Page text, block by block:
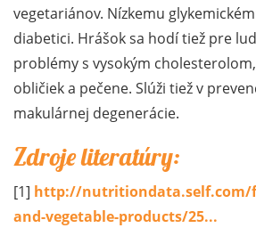
vegetariánov. Nízkemu
diabetici. Hrášok sa hodí tiež pre
problémy s vysokým
obličiek a pečene. Slúži tiež v
makulárnej degenerácie.
Zdroje literatúry:
[1] http://nutritiondata.self.com/
and-vegetable-products/25...